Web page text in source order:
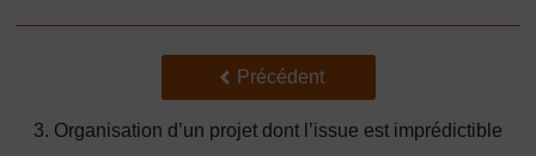
Précédent
Précédent
3. Organisation d’un projet dont l’issue est imprédictible